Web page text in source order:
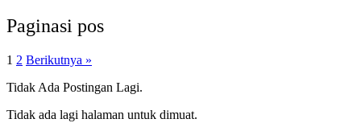
Paginasi pos
1 2 Berikutnya »
Tidak Ada Postingan Lagi.
Tidak ada lagi halaman untuk dimuat.